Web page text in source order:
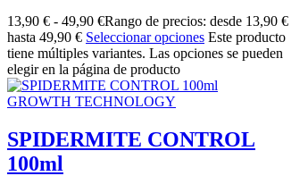
13,90 € - 49,90 €Rango de precios: desde 13,90 €
hasta 49,90 € Seleccionar opciones Este producto
tiene múltiples variantes. Las opciones se pueden
elegir en la página de producto
GROWTH TECHNOLOGY
SPIDERMITE CONTROL
100ml